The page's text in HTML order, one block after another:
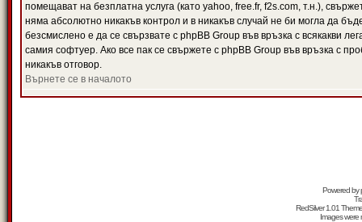
помещават на безплатна услуга (като yahoo, free.fr, f2s.com, т.н.),
няма абсолютно никакъв контрол и в никакъв случай не би могла да
безсмислено е да се свързвате с phpBB Group във връзка с всякакви
самия софтуер. Ако все пак се свържете с phpBB Group във връзка с
никакъв отговор.
Върнете се в началото
Powered by
RedSilver 1.01
Images were